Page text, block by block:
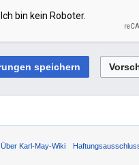
Über Karl-May-Wiki